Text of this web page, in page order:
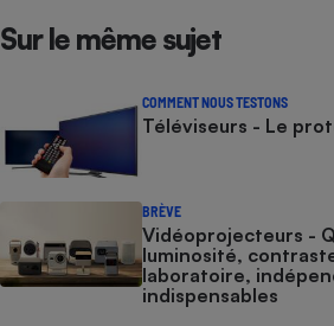
Sur le même sujet
COMMENT NOUS TESTONS
Téléviseurs - Le
BRÈVE
Vidéoprojecteurs -
luminosité,
laboratoire,
indispensables